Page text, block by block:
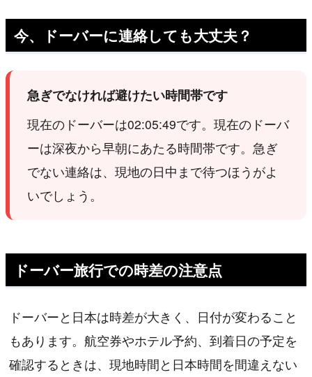
今、ドーバーに連絡しても大丈夫？
急ぎでなければ避けたい時間帯です
現在のドーバーは02:05:49です。現在のドーバ
ーは深夜から早朝にあたる時間帯です。急ぎ
でない連絡は、現地の日中まで待つほうがよ
いでしょう。
ドーバー旅行での時差の注意点
ドーバーと日本は時差が大きく、日付が変わること
もあります。航空券やホテル予約、到着日の予定を
確認するときは、現地時間と日本時間を間違えない